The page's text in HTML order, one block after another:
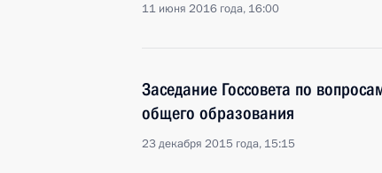
11 июня 2016 года, 16:00
Заседание Госсовета по
общего образования
23 декабря 2015 года, 15:15